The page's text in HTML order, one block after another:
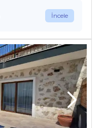
İncele